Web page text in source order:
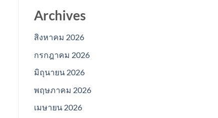
Archives
สิงหาคม 2026
กรกฎาคม 2026
มิถุนายน 2026
พฤษภาคม 2026
เมษายน 2026